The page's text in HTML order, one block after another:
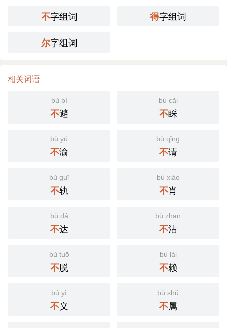
不字组词 得字组词
尔字组词
相关词语
bù bì
不避
bù cǎi
不睬
bù yú
不渝
bù qǐng
不请
bù guǐ
不轨
bù xiào
不肖
bù dá
不达
bù zhān
不沾
bù tuō
不脱
bù lài
不赖
bú yì
不义
bù shǔ
不属